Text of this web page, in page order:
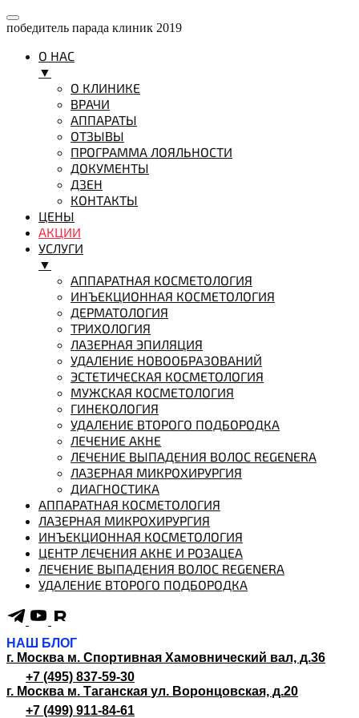
победитель парада клиник 2019
О НАС
▼
О КЛИНИКЕ
ВРАЧИ
АППАРАТЫ
ОТЗЫВЫ
ПРОГРАММА ЛОЯЛЬНОСТИ
ДОКУМЕНТЫ
ДЗЕН
КОНТАКТЫ
ЦЕНЫ
АКЦИИ
УСЛУГИ
▼
АППАРАТНАЯ КОСМЕТОЛОГИЯ
ИНЪЕКЦИОННАЯ КОСМЕТОЛОГИЯ
ДЕРМАТОЛОГИЯ
ТРИХОЛОГИЯ
ЛАЗЕРНАЯ ЭПИЛЯЦИЯ
УДАЛЕНИЕ НОВООБРАЗОВАНИЙ
ЭСТЕТИЧЕСКАЯ КОСМЕТОЛОГИЯ
МУЖСКАЯ КОСМЕТОЛОГИЯ
ГИНЕКОЛОГИЯ
УДАЛЕНИЕ ВТОРОГО ПОДБОРОДКА
ЛЕЧЕНИЕ АКНЕ
ЛЕЧЕНИЕ ВЫПАДЕНИЯ ВОЛОС REGENERA
ЛАЗЕРНАЯ МИКРОХИРУРГИЯ
ДИАГНОСТИКА
АППАРАТНАЯ КОСМЕТОЛОГИЯ
ЛАЗЕРНАЯ МИКРОХИРУРГИЯ
ИНЪЕКЦИОННАЯ КОСМЕТОЛОГИЯ
ЦЕНТР ЛЕЧЕНИЯ АКНЕ И РОЗАЦЕА
ЛЕЧЕНИЕ ВЫПАДЕНИЯ ВОЛОС REGENERA
УДАЛЕНИЕ ВТОРОГО ПОДБОРОДКА
НАШ БЛОГ
г. Москва м. Спортивная Хамовнический вал, д.36
+7 (495) 837-59-30
г. Москва м. Таганская ул. Воронцовская, д.20
+7 (499) 911-84-61